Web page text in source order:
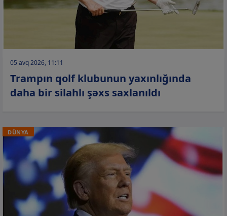
05 avq 2026, 11:11
Trampın qolf klubunun yaxınlığında
daha bir silahlı şəxs saxlanıldı
DÜNYA